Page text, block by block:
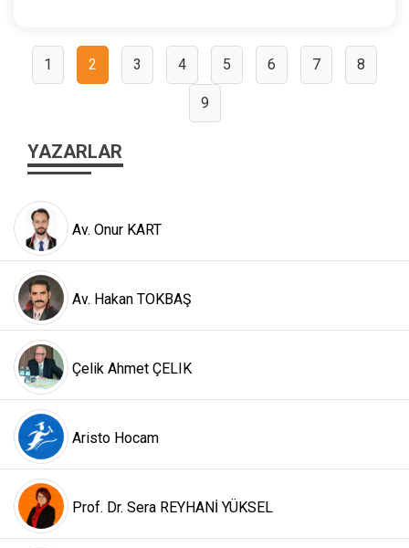
1 2 3 4 5 6 7 8
9
YAZARLAR
Av. Onur KART
Av. Hakan TOKBAŞ
Çelik Ahmet ÇELIK
Aristo Hocam
Prof. Dr. Sera REYHANİ YÜKSEL